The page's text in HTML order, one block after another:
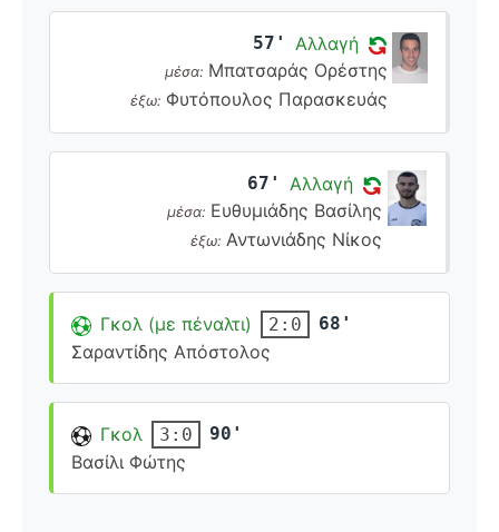
57' Αλλαγή
μέσα: Μπατσαράς Ορέστης
έξω: Φυτόπουλος Παρασκευάς
67' Αλλαγή
μέσα: Ευθυμιάδης Βασίλης
έξω: Αντωνιάδης Νίκος
Γκολ (με πέναλτι) 2:0 68'
Σαραντίδης Απόστολος
Γκολ 3:0 90'
Βασίλι Φώτης